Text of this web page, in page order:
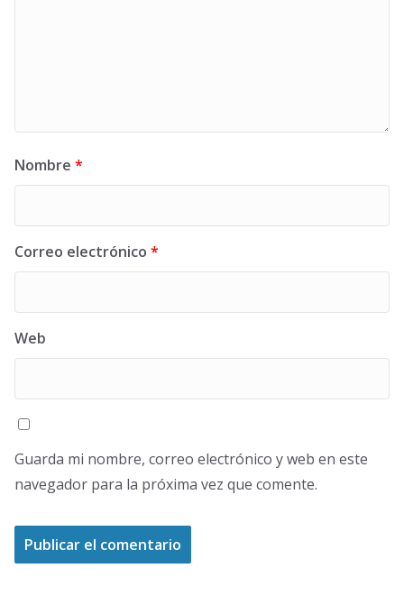
Nombre *
Correo electrónico *
Web
Guarda mi nombre, correo electrónico y web en este
navegador para la próxima vez que comente.